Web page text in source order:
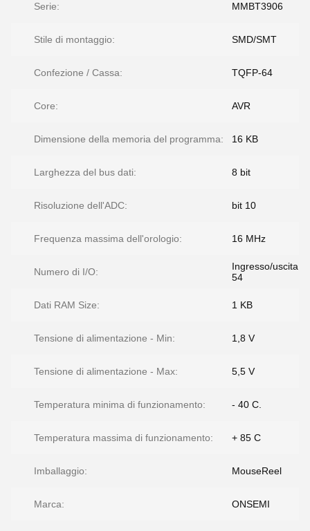
Serie: MMBT3906
Stile di montaggio: SMD/SMT
Confezione / Cassa: TQFP-64
Core: AVR
Dimensione della memoria del programma: 16 KB
Larghezza del bus dati: 8 bit
Risoluzione dell'ADC: bit 10
Frequenza massima dell'orologio: 16 MHz
Numero di I/O:
Ingresso/uscita
54
Dati RAM Size: 1 KB
Tensione di alimentazione - Min: 1,8 V
Tensione di alimentazione - Max: 5,5 V
Temperatura minima di funzionamento: - 40 C.
Temperatura massima di funzionamento: + 85 C
Imballaggio: MouseReel
Marca: ONSEMI